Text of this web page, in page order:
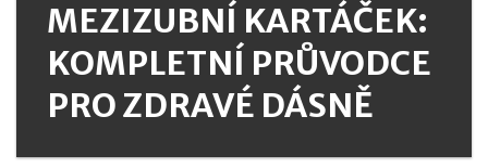
MEZIZUBNÍ KARTÁČEK:
KOMPLETNÍ PRŮVODCE
PRO ZDRAVÉ DÁSNĚ